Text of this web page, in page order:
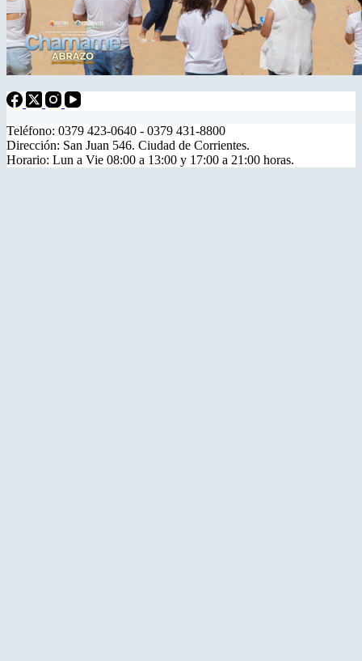
Teléfono: 0379 423-0640 - 0379 431-8800
Dirección: San Juan 546. Ciudad de Corrientes.
Horario: Lun a Vie 08:00 a 13:00 y 17:00 a 21:00 horas.